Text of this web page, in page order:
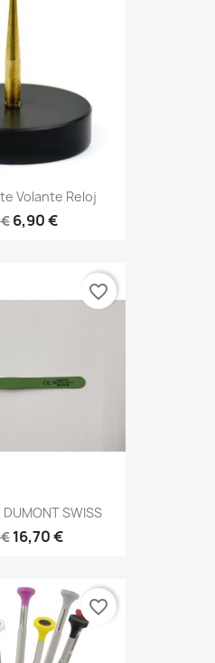
Volante Reloj
6,90 €
SWISS
16,70 €
favorite_border
favorite_border